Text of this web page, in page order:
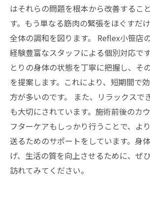
はそれらの問題を根本から改善するこ
す。もう単なる筋肉の緊張をほぐすだ
全体の調和を図ります。 Reflex小笹店
経験豊富なスタッフによる個別対応で
とりの身体の状態を丁寧に把握し、そ
を提案します。これにより、短期間で
方が多いのです。 また、リラックスで
も大切にされています。施術前後のカ
フターケアもしっかり行うことで、よ
送るためのサポートをしています。身
げ、生活の質を向上させるために、ぜ
訪れてみてください。